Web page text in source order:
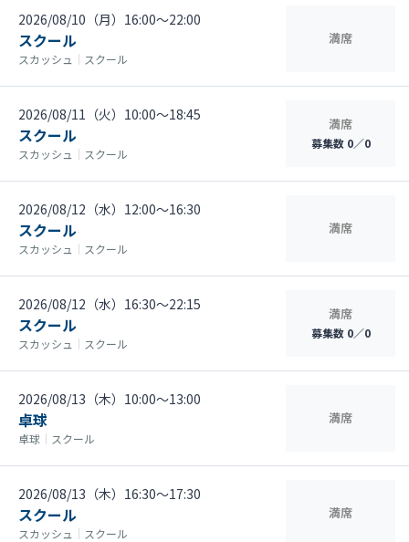
2026/08/10（月）16:00〜22:00
スクール
スカッシュ ｜ スクール
満席
2026/08/11（火）10:00〜18:45
スクール
スカッシュ ｜ スクール
満席
募集数 0／0
2026/08/12（水）12:00〜16:30
スクール
スカッシュ ｜ スクール
満席
2026/08/12（水）16:30〜22:15
スクール
スカッシュ ｜ スクール
満席
募集数 0／0
2026/08/13（木）10:00〜13:00
卓球
卓球 ｜ スクール
満席
2026/08/13（木）16:30〜17:30
スクール
スカッシュ ｜ スクール
満席